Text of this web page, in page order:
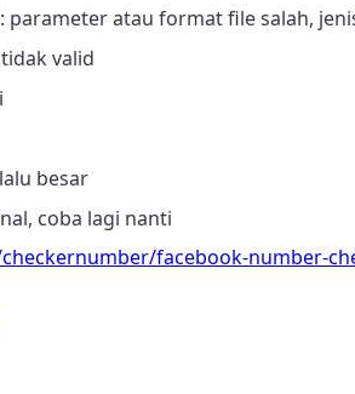
parameter atau format file salah,
valid
besar
coba lagi nanti
facebook-number-